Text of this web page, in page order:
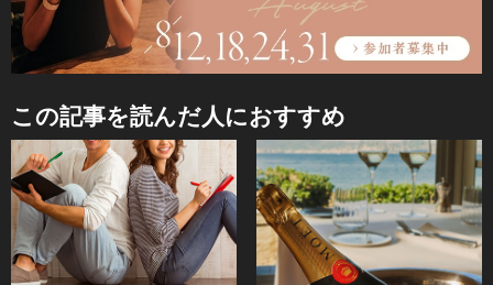
この記事を読んだ人におすすめ